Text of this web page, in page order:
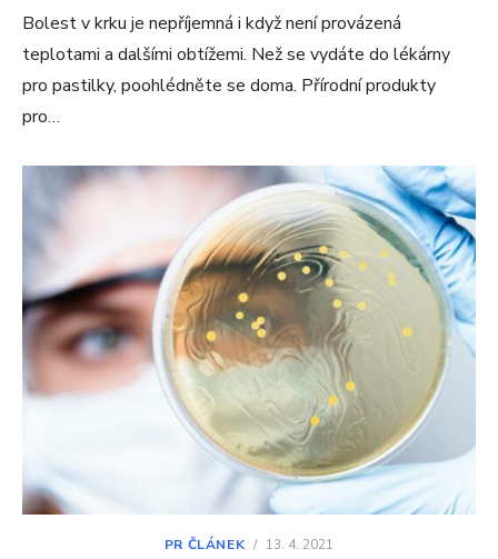
Bolest v krku je nepříjemná i když není provázená
teplotami a dalšími obtížemi. Než se vydáte do lékárny
pro pastilky, poohlédněte se doma. Přírodní produkty
pro…
PR ČLÁNEK / 13. 4. 2021